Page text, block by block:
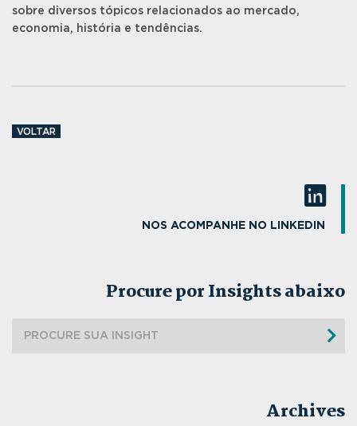
sobre diversos tópicos relacionados ao mercado,
economia, história e tendências.
VOLTAR
NOS ACOMPANHE NO LINKEDIN
Procure por Insights abaixo
Archives